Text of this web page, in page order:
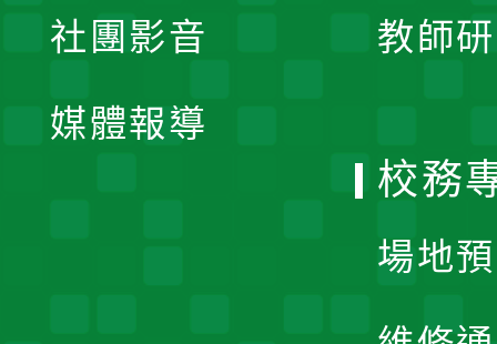
教師
社團影音
媒體報導
校務
場地